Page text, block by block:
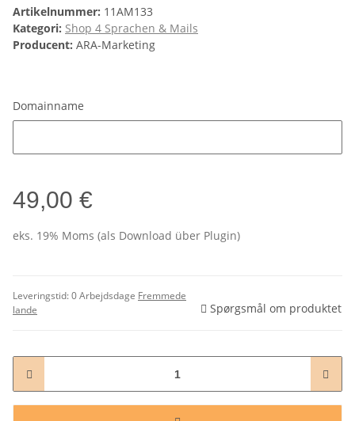
Artikelnummer: 11AM133
Kategori: Shop 4 Sprachen & Mails
Producent: ARA-Marketing
Domainname
49,00 €
eks. 19% Moms (als Download über Plugin)
Leveringstid:0 Arbejdsdage Fremmede
lande
Spørgsmål om produktet